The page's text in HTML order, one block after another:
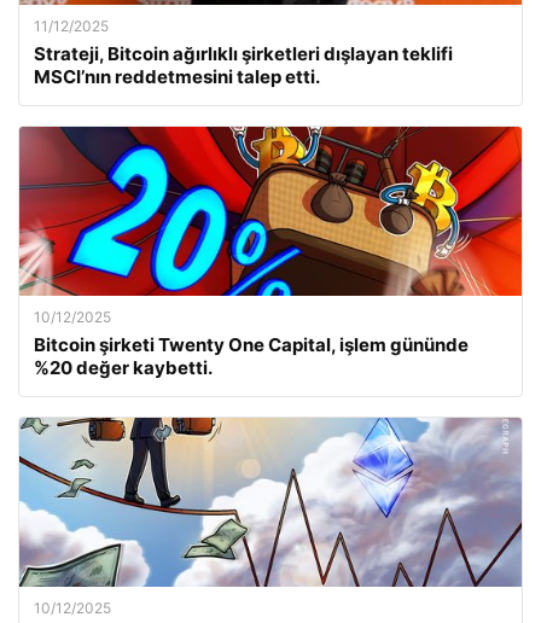
11/12/2025
Strateji, Bitcoin ağırlıklı şirketleri dışlayan teklifi
MSCI’nın reddetmesini talep etti.
10/12/2025
Bitcoin şirketi Twenty One Capital, işlem gününde
%20 değer kaybetti.
10/12/2025